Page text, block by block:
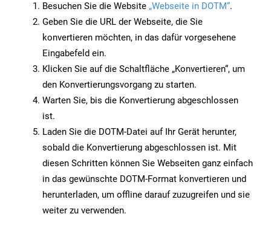
Besuchen Sie die Website „Webseite in DOTM“.
Geben Sie die URL der Webseite, die Sie
konvertieren möchten, in das dafür vorgesehene
Eingabefeld ein.
Klicken Sie auf die Schaltfläche „Konvertieren“, um
den Konvertierungsvorgang zu starten.
Warten Sie, bis die Konvertierung abgeschlossen
ist.
Laden Sie die DOTM-Datei auf Ihr Gerät herunter,
sobald die Konvertierung abgeschlossen ist. Mit
diesen Schritten können Sie Webseiten ganz einfach
in das gewünschte DOTM-Format konvertieren und
herunterladen, um offline darauf zuzugreifen und sie
weiter zu verwenden.